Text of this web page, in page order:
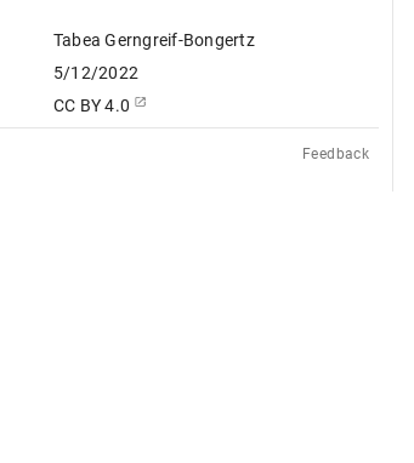
Tabea Gerngreif-Bongertz
5/12/2022
CC BY 4.0
Feedback